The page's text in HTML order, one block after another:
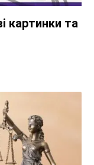
картинки та